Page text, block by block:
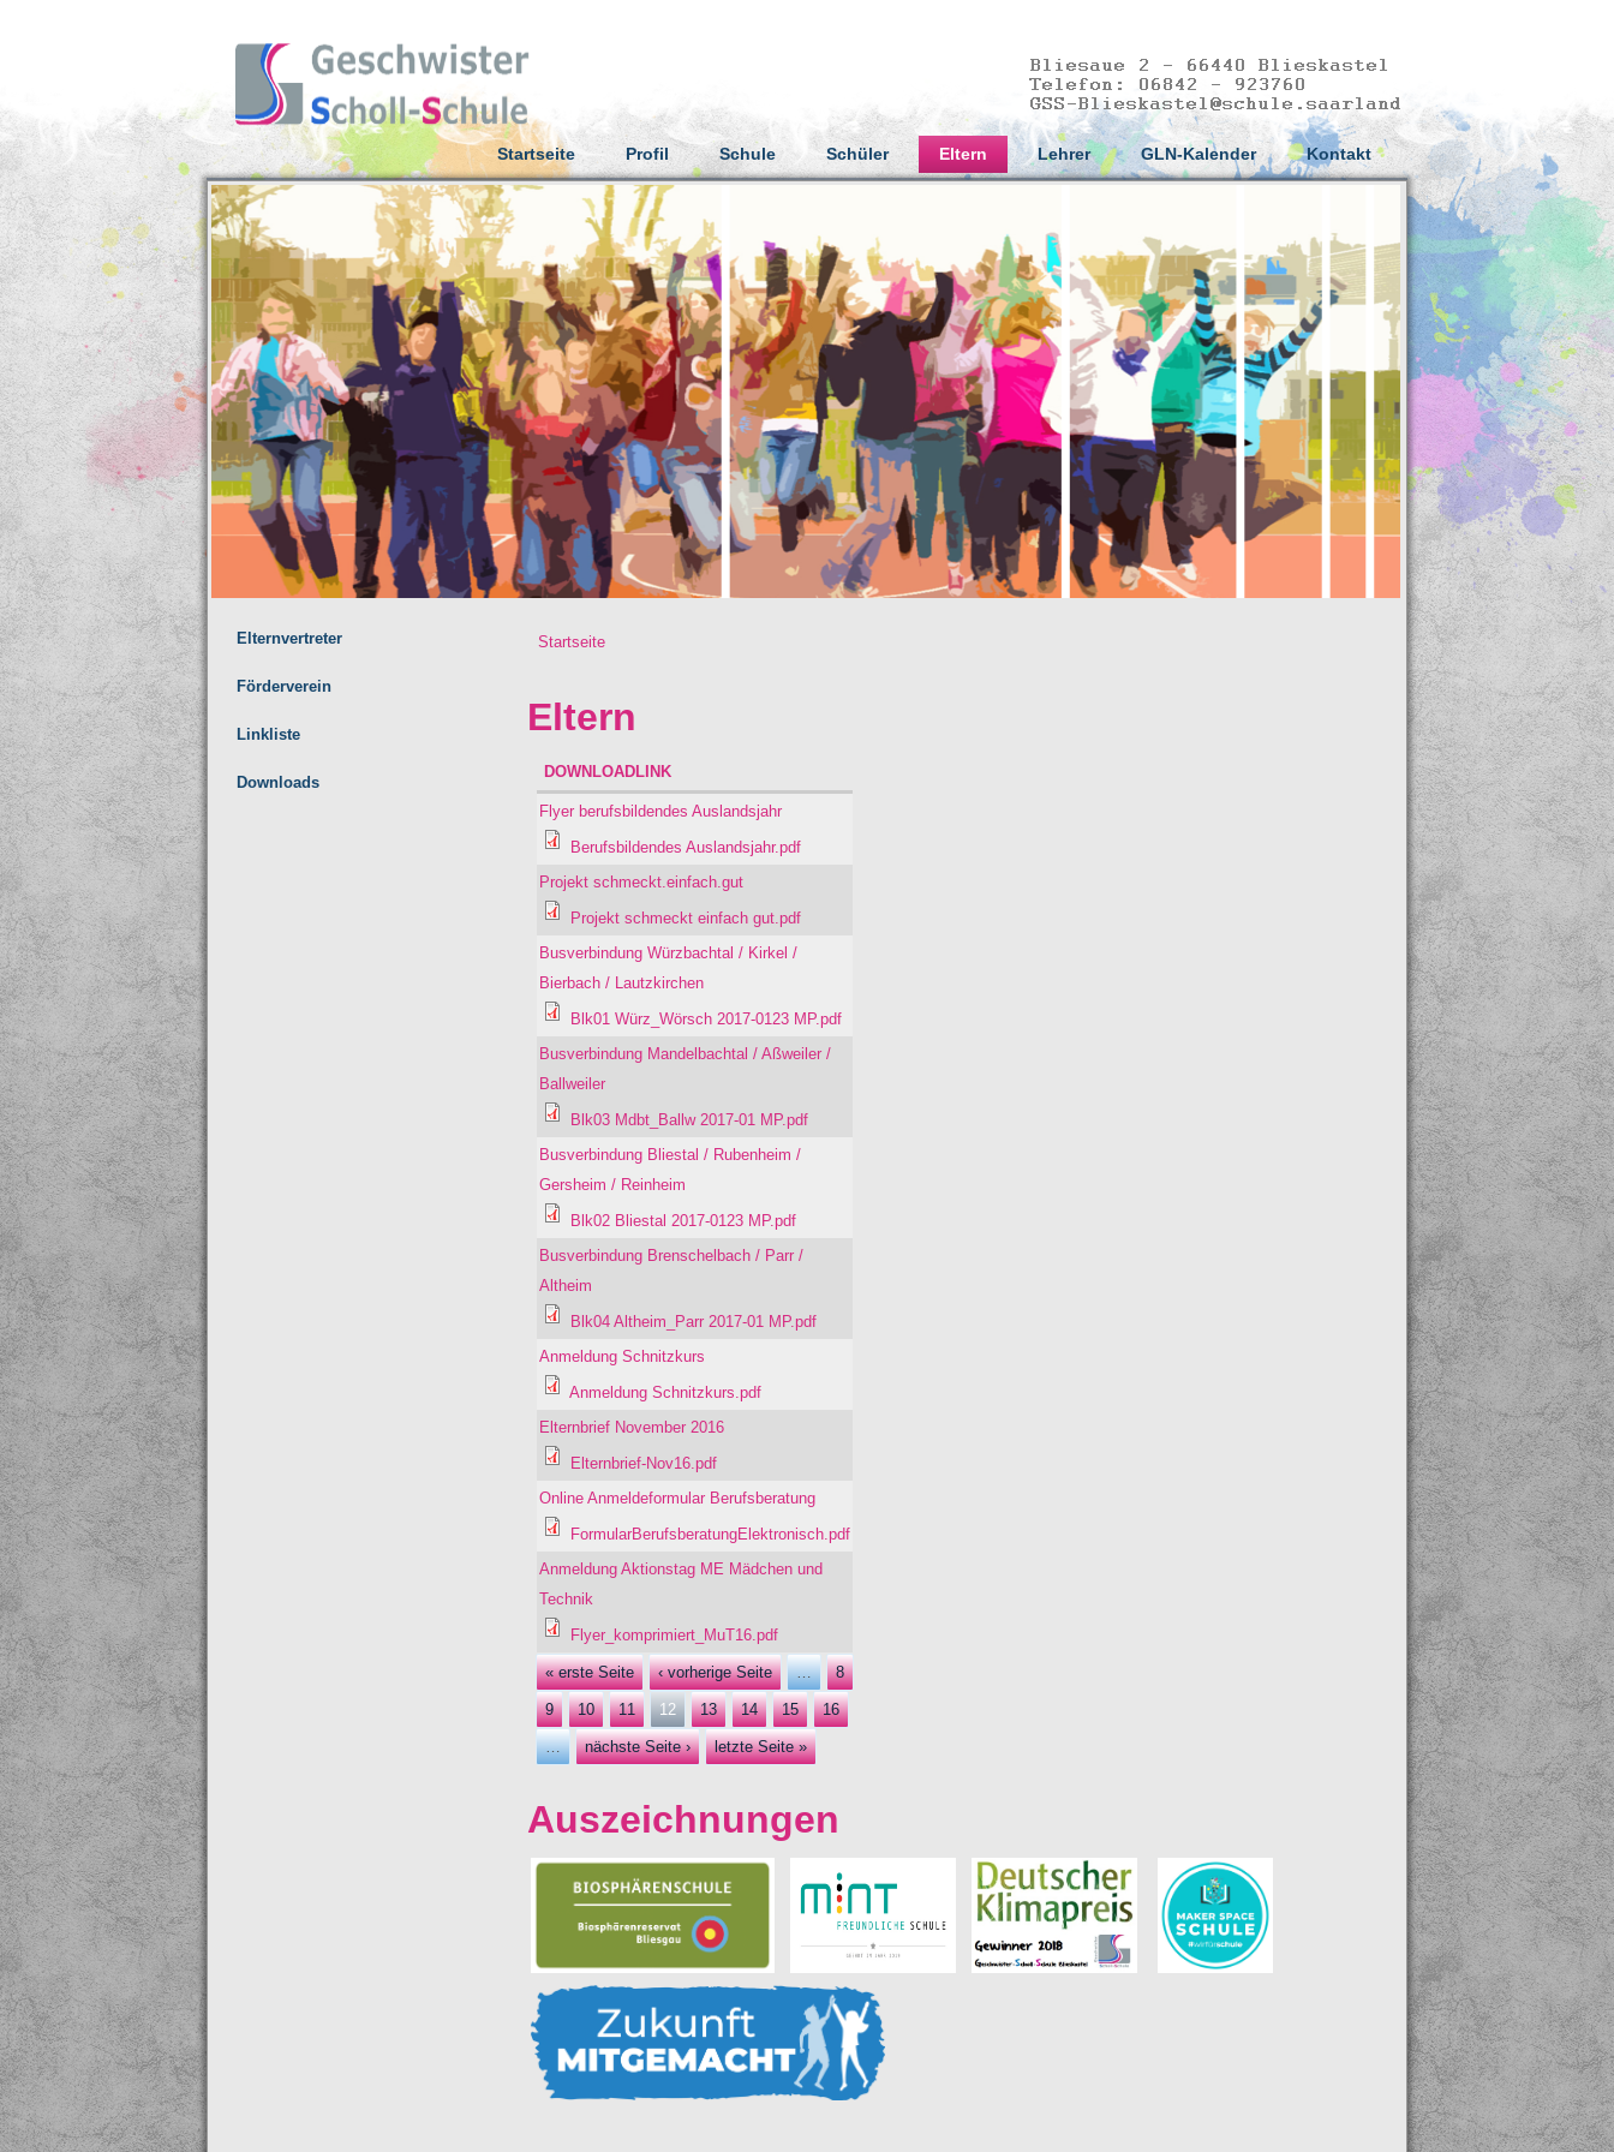
Startseite Profil Schule Schüler Eltern Lehrer GLN-Kalender Kontakt
Elternvertreter
Förderverein
Linkliste
Downloads
Startseite
Eltern
DOWNLOADLINK
Flyer berufsbildendes Auslandsjahr
Berufsbildendes Auslandsjahr.pdf
Projekt schmeckt.einfach.gut
Projekt schmeckt einfach gut.pdf
Busverbindung Würzbachtal / Kirkel /
Bierbach / Lautzkirchen
Blk01 Würz_Wörsch 2017-0123 MP.pdf
Busverbindung Mandelbachtal / Aßweiler /
Ballweiler
Blk03 Mdbt_Ballw 2017-01 MP.pdf
Busverbindung Bliestal / Rubenheim /
Gersheim / Reinheim
Blk02 Bliestal 2017-0123 MP.pdf
Busverbindung Brenschelbach / Parr /
Altheim
Blk04 Altheim_Parr 2017-01 MP.pdf
Anmeldung Schnitzkurs
Anmeldung Schnitzkurs.pdf
Elternbrief November 2016
Elternbrief-Nov16.pdf
Online Anmeldeformular Berufsberatung
FormularBerufsberatungElektronisch.pdf
Anmeldung Aktionstag ME Mädchen und
Technik
Flyer_komprimiert_MuT16.pdf
Seiten
« erste Seite ‹ vorherige Seite … 8
9 10 11 12 13 14 15 16
… nächste Seite › letzte Seite »
Auszeichnungen